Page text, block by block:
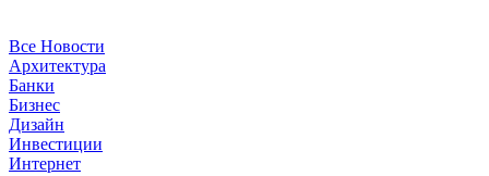
Все Новости
Архитектура
Банки
Бизнес
Дизайн
Инвестиции
Интернет